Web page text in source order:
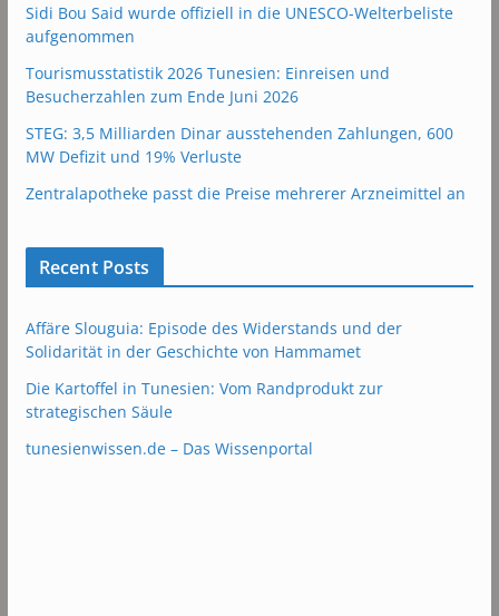
Sidi Bou Said wurde offiziell in die UNESCO-Welterbeliste
aufgenommen
Tourismusstatistik 2026 Tunesien: Einreisen und
Besucherzahlen zum Ende Juni 2026
STEG: 3,5 Milliarden Dinar ausstehenden Zahlungen, 600
MW Defizit und 19% Verluste
Zentralapotheke passt die Preise mehrerer Arzneimittel an
Recent Posts
Affäre Slouguia: Episode des Widerstands und der
Solidarität in der Geschichte von Hammamet
Die Kartoffel in Tunesien: Vom Randprodukt zur
strategischen Säule
tunesienwissen.de – Das Wissenportal